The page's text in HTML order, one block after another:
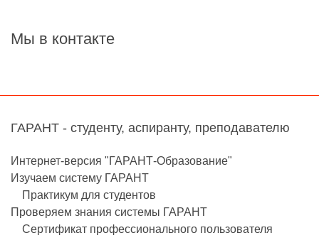
Мы в контакте
ГАРАНТ - студенту, аспиранту, преподавателю
Интернет-версия "ГАРАНТ-Образование"
Изучаем систему ГАРАНТ
Практикум для студентов
Проверяем знания системы ГАРАНТ
Сертификат профессионального пользователя